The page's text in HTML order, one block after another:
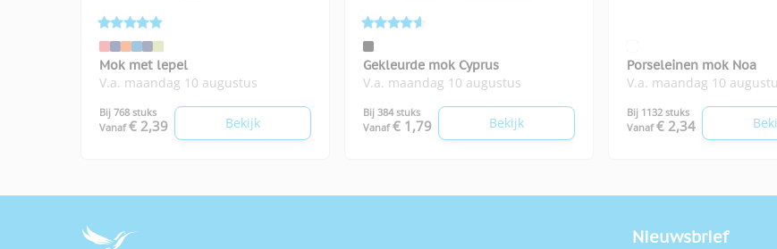
Mok met lepel
V.a. maandag 10 augustus
Bij 768 stuks
Vanaf € 2,39 Bekijk
Gekleurde mok Cyprus
V.a. maandag 10 augustus
Bij 384 stuks
Vanaf € 1,79 Bekijk
Porseleinen mok Noa
V.a. maandag 10
Bij 1132 stuks
Vanaf € 2,34
Nieuwsbrief